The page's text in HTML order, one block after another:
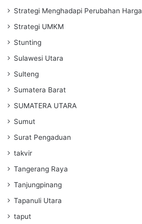
Strategi Menghadapi Perubahan Harga
Strategi UMKM
Stunting
Sulawesi Utara
Sulteng
Sumatera Barat
SUMATERA UTARA
Sumut
Surat Pengaduan
takvir
Tangerang Raya
Tanjungpinang
Tapanuli Utara
taput